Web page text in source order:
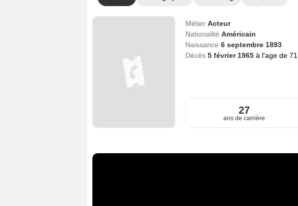
Métier Acteur
Nationalité Américain
Naissance 6 septembre 1893
Décès 5 février 1965 à l'age de
27
ans de carrière